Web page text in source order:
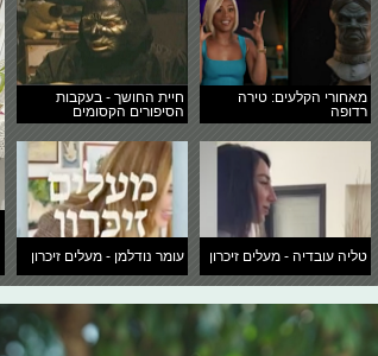
מאחורי הקלעים: טירה
רדופה
חיית החושך - בעקבות
הסיפורים הקסומים
טליה עובדיה - מעלים זיכרון עומר נודלמן - מעלים זיכרון